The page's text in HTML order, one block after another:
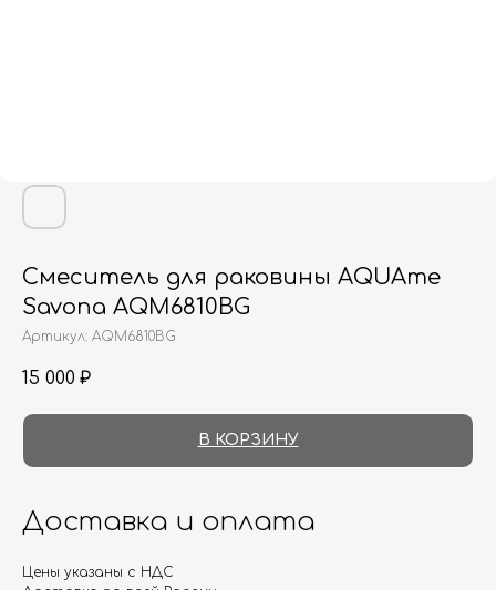
Смеситель для раковины AQUAme
Savona AQM6810BG
Артикул: AQM6810BG
15 000 ₽
В КОРЗИНУ
Доставка и оплата
Цены указаны с НДС